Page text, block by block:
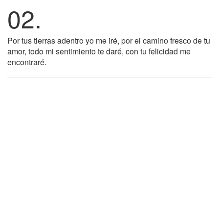
02.
Por tus tierras adentro yo me iré, por el camino fresco de tu
amor, todo mi sentimiento te daré, con tu felicidad me
encontraré.